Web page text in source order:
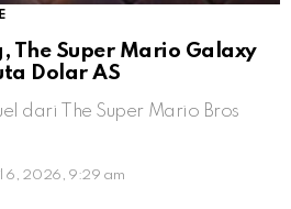
The Super Mario Galaxy
Dolar AS
dari The Super Mario Bros
6, 2026, 9:29 am